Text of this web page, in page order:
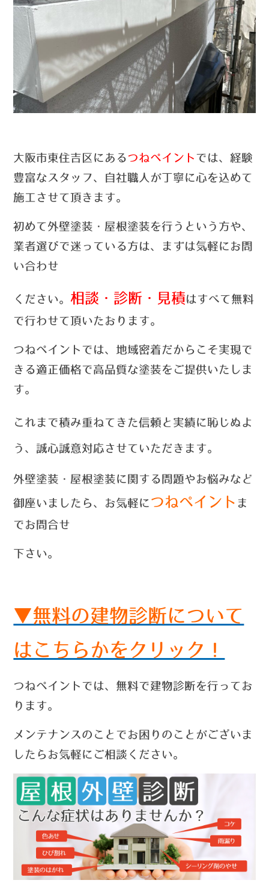
大阪市東住吉区にあるつねペイント では、経験
豊富なスタッフ、自社職人が丁寧に心を込めて
施工させて頂きます。
初めて外壁塗装・屋根塗装を行うという方や、
業者選びで迷っている方は、まずは気軽にお問
い合わせ
ください。 相談・診断・見積はすべて無料
で行わせて頂いたおります。
つねペイントでは、 地域密着だからこそ実現で
きる適正価格で高品質な塗装をご提供いたしま
す。
これまで積み重ねてきた信頼と実績に恥じぬよ
う、誠心誠意対応させていただきます。
外壁塗装・屋根塗装に関する問題やお悩みなど
御座いましたら、お気軽に つねペイント ま
でお問合せ
下さい。
▼無料の建物診断について
はこちらかをクリック！
つねペイントでは、無料で建物診断を行ってお
ります。
メンテナンスのことでお困りのことがございま
したらお気軽にご相談ください。